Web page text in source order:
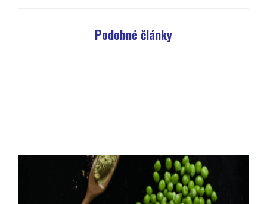
Podobné články
Novinka v Mlyne Trenčan: pohánkový perník jednoducho a